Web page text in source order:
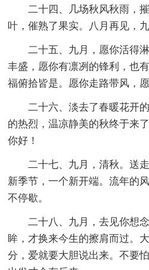
二十四、几场秋风秋雨，
叶，催熟了果实。八月再见，
二十五、九月，愿你活得
丰盛，愿你有凛冽的锋利，也
福俯拾皆是。愿你走路带风，
二十六、淡去了春暖花开
的热烈，温凉静美的秋终于来
你好！
二十七、九月，清秋。送
新季节，一个新开端。流年的
不停歇。
二十八、九月，去见你想
眸，才换来今生的擦肩而过。
分，爱就要大胆说出来。不要